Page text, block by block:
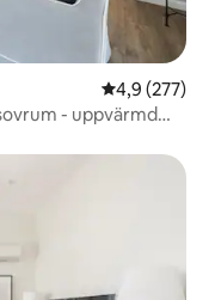
4,9 av 5 i
4,9 (277)
- uppvärmd